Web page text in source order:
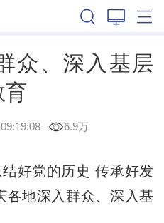
众、深入基层
育
6.9万
好党的历史 传承好发
各地深入群众、深入基